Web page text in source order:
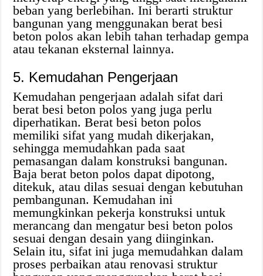
beban yang berlebihan. Ini berarti struktur
bangunan yang menggunakan berat besi
beton polos akan lebih tahan terhadap gempa
atau tekanan eksternal lainnya.
5. Kemudahan Pengerjaan
Kemudahan pengerjaan adalah sifat dari
berat besi beton polos yang juga perlu
diperhatikan. Berat besi beton polos
memiliki sifat yang mudah dikerjakan,
sehingga memudahkan pada saat
pemasangan dalam konstruksi bangunan.
Baja berat beton polos dapat dipotong,
ditekuk, atau dilas sesuai dengan kebutuhan
pembangunan. Kemudahan ini
memungkinkan pekerja konstruksi untuk
merancang dan mengatur besi beton polos
sesuai dengan desain yang diinginkan.
Selain itu, sifat ini juga memudahkan dalam
proses perbaikan atau renovasi struktur